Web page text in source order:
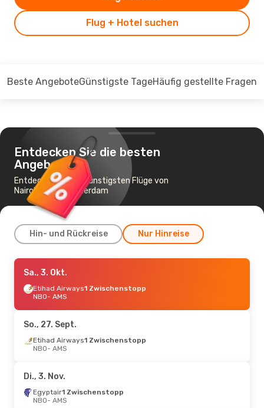
Flug + Hotel suchen
Beste AngeboteGünstigste TageHäufig gestellte Fragen
Entdecken Sie die besten
Angebote
Entdecken Sie die günstigsten Flüge von
Nairobi nach Amsterdam
Hin- und Rückreise Nur Hinreise
Do., 10. Sept.
Saudi Arabian Airlines
1 Zwischenstopp
Saudi Arabian Airlines
1 Zwischenstopp
AMS- NBO
Sa., 3. Okt.
Etihad Airways1 Zwischenstopp
NBO- AMS
So., 27. Sept.
Etihad Airways1 Zwischenstopp
NBO- AMS
Di., 3. Nov.
Egyptair1 Zwischenstopp
NBO- AMS